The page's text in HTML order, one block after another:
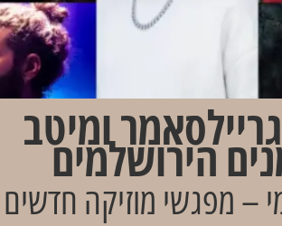
ומיטב
הירושלמים
– מפגשי מוזיקה חדשים